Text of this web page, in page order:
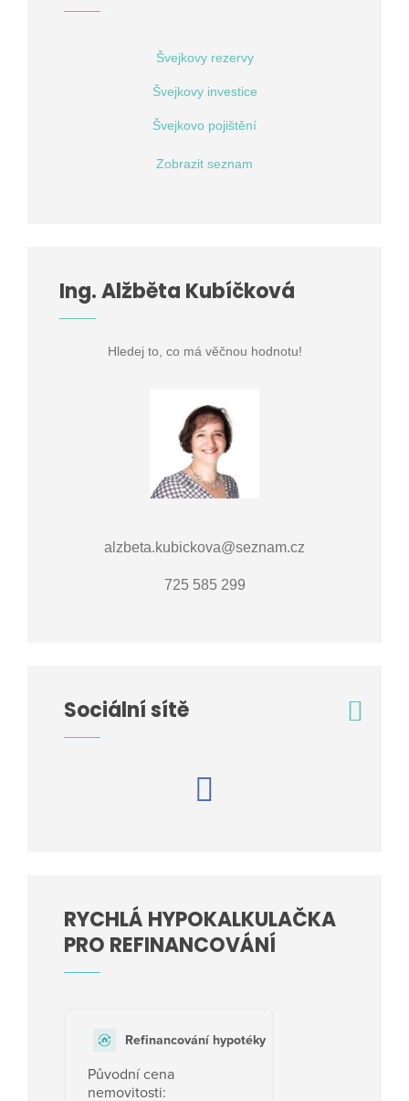
Švejkovy rezervy
Švejkovy investice
Švejkovo pojištění
Zobrazit seznam
Ing. Alžběta Kubíčková
Hledej to, co má věčnou hodnotu!
alzbeta.kubickova@seznam.cz
725 585 299
Sociální sítě
RYCHLÁ HYPOKALKULAČKA
PRO REFINANCOVÁNÍ